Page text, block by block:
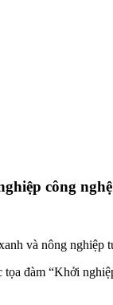
công nghệ
và nông
đàm “Khởi